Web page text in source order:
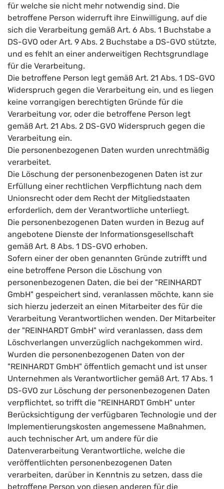
für welche sie nicht mehr notwendig sind. Die
betroffene Person widerruft ihre Einwilligung, auf die
sich die Verarbeitung gemäß Art. 6 Abs. 1 Buchstabe a
DS-GVO oder Art. 9 Abs. 2 Buchstabe a DS-GVO stützte,
und es fehlt an einer anderweitigen Rechtsgrundlage
für die Verarbeitung.
Die betroffene Person legt gemäß Art. 21 Abs. 1 DS-GVO
Widerspruch gegen die Verarbeitung ein, und es liegen
keine vorrangigen berechtigten Gründe für die
Verarbeitung vor, oder die betroffene Person legt
gemäß Art. 21 Abs. 2 DS-GVO Widerspruch gegen die
Verarbeitung ein.
Die personenbezogenen Daten wurden unrechtmäßig
verarbeitet.
Die Löschung der personenbezogenen Daten ist zur
Erfüllung einer rechtlichen Verpflichtung nach dem
Unionsrecht oder dem Recht der Mitgliedstaaten
erforderlich, dem der Verantwortliche unterliegt.
Die personenbezogenen Daten wurden in Bezug auf
angebotene Dienste der Informationsgesellschaft
gemäß Art. 8 Abs. 1 DS-GVO erhoben.
Sofern einer der oben genannten Gründe zutrifft und
eine betroffene Person die Löschung von
personenbezogenen Daten, die bei der "REINHARDT
GmbH" gespeichert sind, veranlassen möchte, kann sie
sich hierzu jederzeit an einen Mitarbeiter des für die
Verarbeitung Verantwortlichen wenden. Der Mitarbeiter
der "REINHARDT GmbH" wird veranlassen, dass dem
Löschverlangen unverzüglich nachgekommen wird.
Wurden die personenbezogenen Daten von der
"REINHARDT GmbH" öffentlich gemacht und ist unser
Unternehmen als Verantwortlicher gemäß Art. 17 Abs. 1
DS-GVO zur Löschung der personenbezogenen Daten
verpflichtet, so trifft die "REINHARDT GmbH" unter
Berücksichtigung der verfügbaren Technologie und der
Implementierungskosten angemessene Maßnahmen,
auch technischer Art, um andere für die
Datenverarbeitung Verantwortliche, welche die
veröffentlichten personenbezogenen Daten
verarbeiten, darüber in Kenntnis zu setzen, dass die
betroffene Person von diesen anderen für die